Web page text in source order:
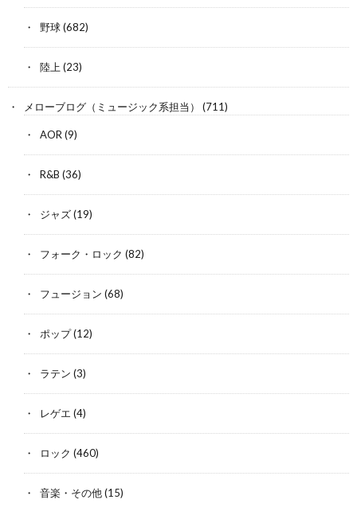
野球(682)
陸上 (23)
メローブログ（ミュージック系担当） (711)
AOR (9)
R&B (36)
ジャズ(19)
フォーク・ロック (82)
フュージョン (68)
ポップ(12)
ラテン (3)
レゲエ (4)
ロック (460)
音楽・その他(15)